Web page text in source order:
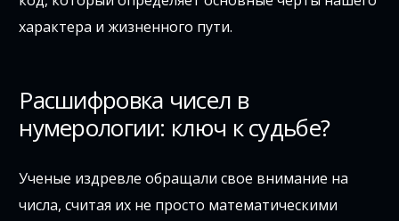
характера и жизненного пути.
Расшифровка чисел в
нумерологии: ключ к судьбе?
Ученые издревле обращали свое внимание на
числа, считая их не просто математическими